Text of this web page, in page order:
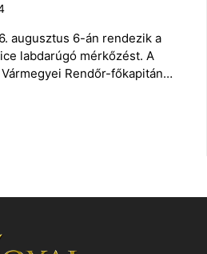
augusztus 6-án rendezik a
labdarúgó mérkőzést. A
Rendőr-főkapitán…